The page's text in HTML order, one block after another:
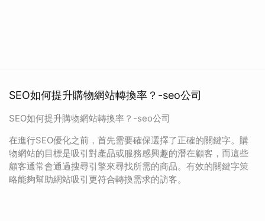
SEO如何提升購物網站轉換率？-seo公司
SEO如何提升購物網站轉換率？-seo公司
在進行SEO優化之前，首先需要確保選擇了正確的關鍵字。購
物網站的目標是吸引對產品或服務感興趣的潛在顧客，而這些
顧客通常會通過搜尋引擎來尋找所需的商品。有效的關鍵字策
略能夠幫助網站吸引更符合轉換需求的訪客。